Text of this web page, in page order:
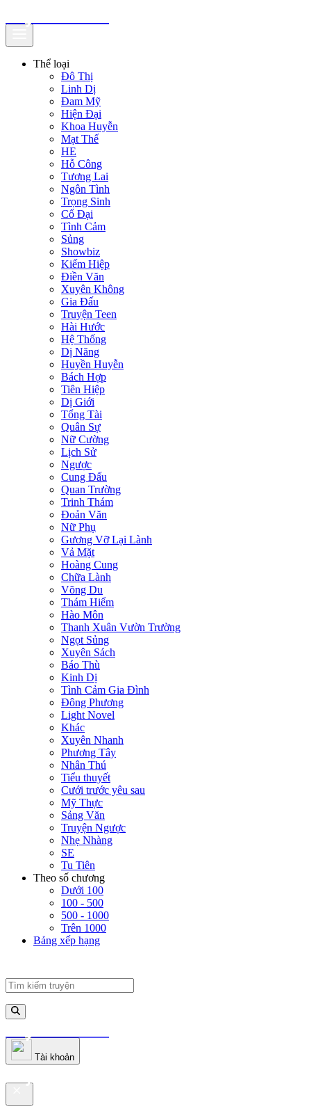
Thể loại
Đô Thị
Linh Dị
Đam Mỹ
Hiện Đại
Khoa Huyễn
Mạt Thế
HE
Hỗ Công
Tương Lai
Ngôn Tình
Trọng Sinh
Cổ Đại
Tình Cảm
Sủng
Showbiz
Kiếm Hiệp
Điền Văn
Xuyên Không
Gia Đấu
Truyện Teen
Hài Hước
Hệ Thống
Dị Năng
Huyền Huyễn
Bách Hợp
Tiên Hiệp
Dị Giới
Tổng Tài
Quân Sự
Nữ Cường
Lịch Sử
Ngược
Cung Đấu
Quan Trường
Trinh Thám
Đoản Văn
Nữ Phụ
Gương Vỡ Lại Lành
Vả Mặt
Hoàng Cung
Chữa Lành
Võng Du
Thám Hiểm
Hào Môn
Thanh Xuân Vườn Trường
Ngọt Sủng
Xuyên Sách
Báo Thù
Kinh Dị
Tình Cảm Gia Đình
Đông Phương
Light Novel
Khác
Xuyên Nhanh
Phương Tây
Nhân Thú
Tiểu thuyết
Cưới trước yêu sau
Mỹ Thực
Sảng Văn
Truyện Ngược
Nhẹ Nhàng
SE
Tu Tiên
Theo số chương
Dưới 100
100 - 500
500 - 1000
Trên 1000
Bảng xếp hạng
truyenfullz.com
Tài khoản
truyenfullz.com